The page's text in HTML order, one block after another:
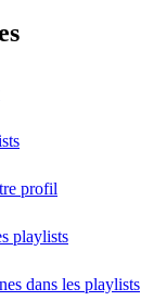
profil
playlists
dans les playlists